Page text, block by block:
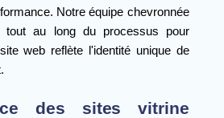
Notre équipe chevronnée
tout au long du processus pour
web reflète l'identité unique de
des sites vitrine